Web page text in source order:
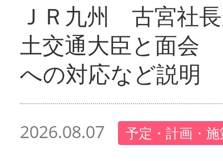
ＪＲ九州 古宮社
土交通大臣と面会
への対応など説明
2026.08.07 予定・計画・